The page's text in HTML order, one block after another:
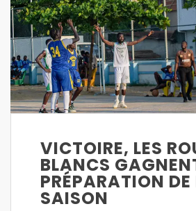
VICTOIRE, LES
BLANCS
PRÉPARATION DE
SAISON